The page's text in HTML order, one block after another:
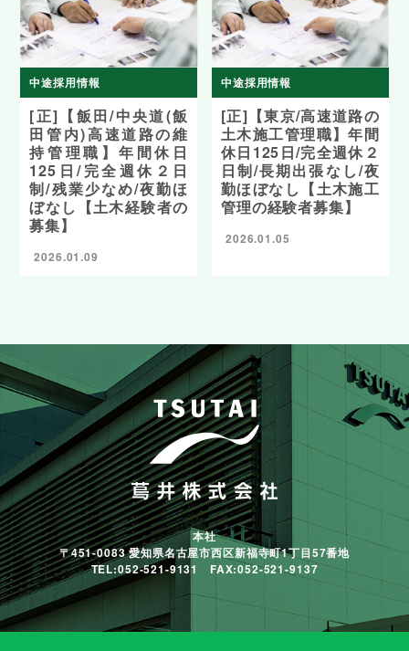
中途採用情報
[正]【飯田/中央道(飯
田管内)高速道路の維
持管理職】年間休日
125日/完全週休２日
制/残業少なめ/夜勤ほ
ぼなし【土木経験者の
募集】
2026.01.09
中途採用情報
[正]【東京/高速道路の
土木施工管理職】年間
休日125日/完全週休２
日制/長期出張なし/夜
勤ほぼなし【土木施工
管理の経験者募集】
2026.01.05
本社
〒451-0083 愛知県名古屋市西区新福寺町1丁目57番地
TEL:052-521-9131 FAX:052-521-9137